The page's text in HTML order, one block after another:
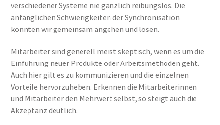
verschiedener Systeme nie gänzlich reibungslos. Die
anfänglichen Schwierigkeiten der Synchronisation
konnten wir gemeinsam angehen und lösen.
Mitarbeiter sind generell meist skeptisch, wenn es um die
Einführung neuer Produkte oder Arbeitsmethoden geht.
Auch hier gilt es zu kommunizieren und die einzelnen
Vorteile hervorzuheben. Erkennen die Mitarbeiterinnen
und Mitarbeiter den Mehrwert selbst, so steigt auch die
Akzeptanz deutlich.